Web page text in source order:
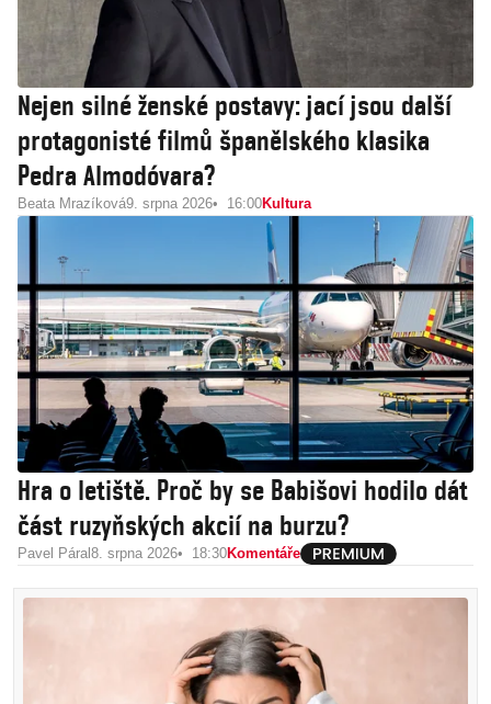
Nejen silné ženské postavy: jací jsou další
protagonisté filmů španělského klasika
Pedra Almodóvara?
Beata Mrazíková9. srpna 2026 16:00Kultura
Hra o letiště. Proč by se Babišovi hodilo dát
část ruzyňských akcií na burzu?
Pavel Páral 8. srpna 2026 18:30Komentáře